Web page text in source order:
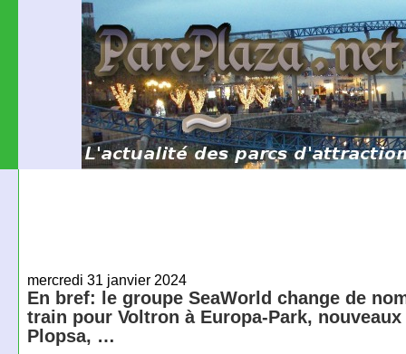
mercredi 31 janvier 2024
En bref: le groupe SeaWorld change de
train pour Voltron à Europa-Park,
Plopsa, …